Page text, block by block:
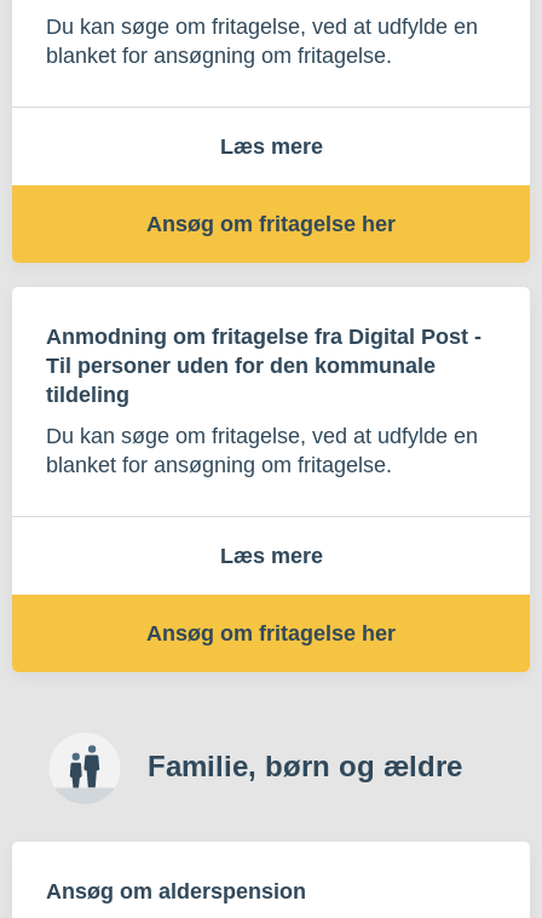
Du kan søge om fritagelse, ved at udfylde en
blanket for ansøgning om fritagelse.
Læs mere
Ansøg om fritagelse her
Anmodning om fritagelse fra Digital Post -
Til personer uden for den kommunale
tildeling
Du kan søge om fritagelse, ved at udfylde en
blanket for ansøgning om fritagelse.
Læs mere
Ansøg om fritagelse her
Familie, børn og ældre
Ansøg om alderspension